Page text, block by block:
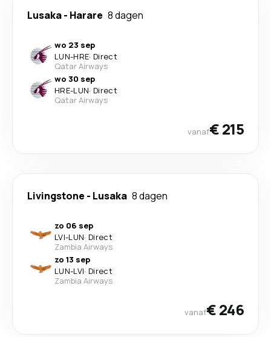
Lusaka- Harare 8 dagen
wo 23 sep
LUN-HRE· Direct
Qatar Airways
wo 30 sep
HRE-LUN· Direct
Qatar Airways
vanaf€ 215
Livingstone - Lusaka 8 dagen
zo 06 sep
LVI-LUN· Direct
Zambia Airways
zo 13 sep
LUN-LVI· Direct
Zambia Airways
vanaf€ 246